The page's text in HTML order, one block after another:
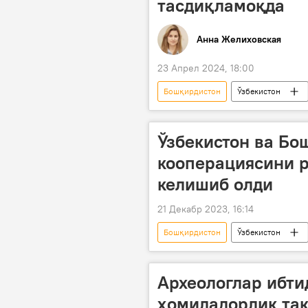
тасдиқламоқда
Анна Желиховская
23 Апрел 2024, 18:00
Бошқирдистон Ўзбекистон
Иннопром халқаро саноат
Татаристон
Ўзбекистон ва
кооперациясини
келишиб олди
21 Декабр 2023, 16:14
Бошқирдистон Ўзбекистон
Археологлар